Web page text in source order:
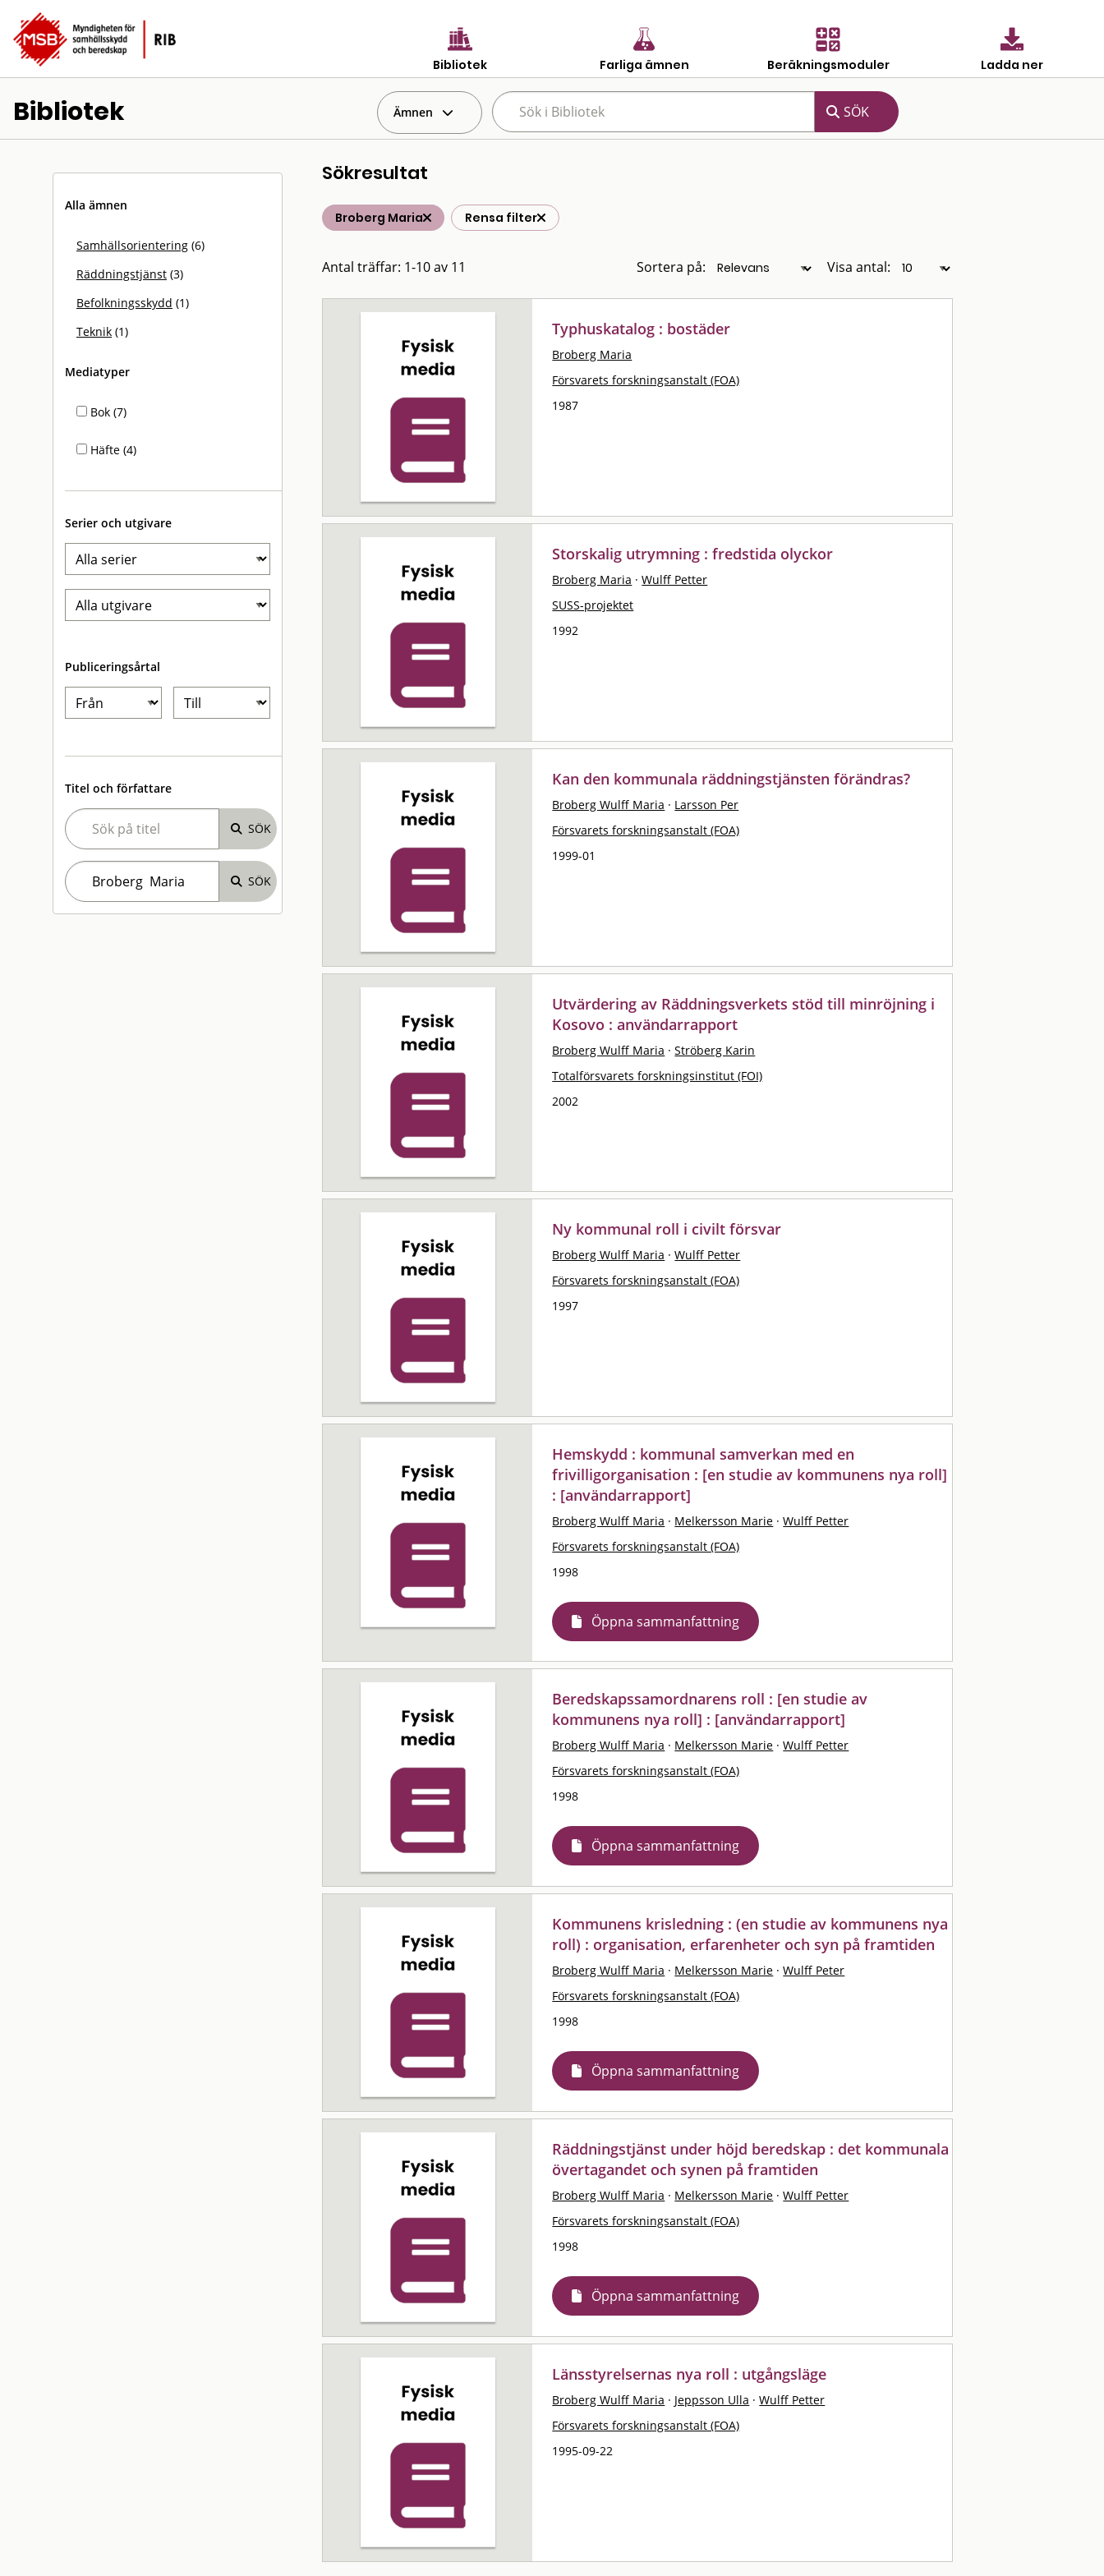
Bibliotek Farliga ämnen Beräkningsmoduler Ladda ner
Bibliotek Ämnen
Alla ämnen
Samhällsorientering (6)
Räddningstjänst (3)
Befolkningsskydd (1)
Teknik (1)
Mediatyper
Bok (7)
Häfte (4)
Serier och utgivare
Publiceringsårtal
Titel och författare
Sökresultat
Broberg Maria Rensa filter
Antal träffar: 1-10 av 11 Sortera på: Visa antal:
Typhuskatalog : bostäder
Broberg Maria
Försvarets forskningsanstalt (FOA)
1987
Storskalig utrymning : fredstida olyckor
Broberg Maria · Wulff Petter
SUSS-projektet
1992
Kan den kommunala räddningstjänsten förändras?
Broberg Wulff Maria · Larsson Per
Försvarets forskningsanstalt (FOA)
1999-01
Utvärdering av Räddningsverkets stöd till minröjning i
Kosovo : användarrapport
Broberg Wulff Maria · Ströberg Karin
Totalförsvarets forskningsinstitut (FOI)
2002
Ny kommunal roll i civilt försvar
Broberg Wulff Maria · Wulff Petter
Försvarets forskningsanstalt (FOA)
1997
Hemskydd : kommunal samverkan med en
frivilligorganisation : [en studie av kommunens nya roll]
: [användarrapport]
Broberg Wulff Maria · Melkersson Marie · Wulff Petter
Försvarets forskningsanstalt (FOA)
1998
Öppna sammanfattning
Beredskapssamordnarens roll : [en studie av
kommunens nya roll] : [användarrapport]
Broberg Wulff Maria · Melkersson Marie · Wulff Petter
Försvarets forskningsanstalt (FOA)
1998
Öppna sammanfattning
Kommunens krisledning : (en studie av kommunens nya
roll) : organisation, erfarenheter och syn på framtiden
Broberg Wulff Maria · Melkersson Marie · Wulff Peter
Försvarets forskningsanstalt (FOA)
1998
Öppna sammanfattning
Räddningstjänst under höjd beredskap : det kommunala
övertagandet och synen på framtiden
Broberg Wulff Maria · Melkersson Marie · Wulff Petter
Försvarets forskningsanstalt (FOA)
1998
Öppna sammanfattning
Länsstyrelsernas nya roll : utgångsläge
Broberg Wulff Maria · Jeppsson Ulla · Wulff Petter
Försvarets forskningsanstalt (FOA)
1995-09-22